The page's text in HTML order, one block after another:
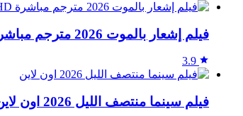
فيلم إشعار بالموت 2026 مترجم مباشرة HD
3.9
فيلم سينما منتصف الليل 2026 اون لاين